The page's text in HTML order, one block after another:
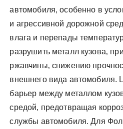
автомобиля‚ особенно в
и агрессивной дорожной
влага и перепады
разрушить металл кузова‚
ржавчины‚ снижению
внешнего вида автомобиля.
барьер между металлом
средой‚ предотвращая
службы автомобиля. Для